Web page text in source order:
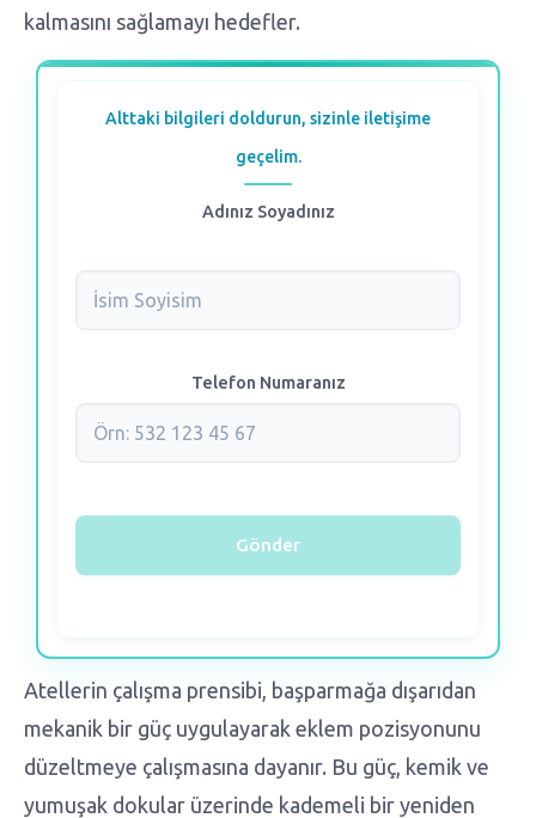
kalmasını sağlamayı hedefler.
Alttaki bilgileri doldurun, sizinle iletişime
geçelim.
Adınız Soyadınız
Telefon Numaranız
Atellerin çalışma prensibi, başparmağa dışarıdan
mekanik bir güç uygulayarak eklem pozisyonunu
düzeltmeye çalışmasına dayanır. Bu güç, kemik ve
yumuşak dokular üzerinde kademeli bir yeniden